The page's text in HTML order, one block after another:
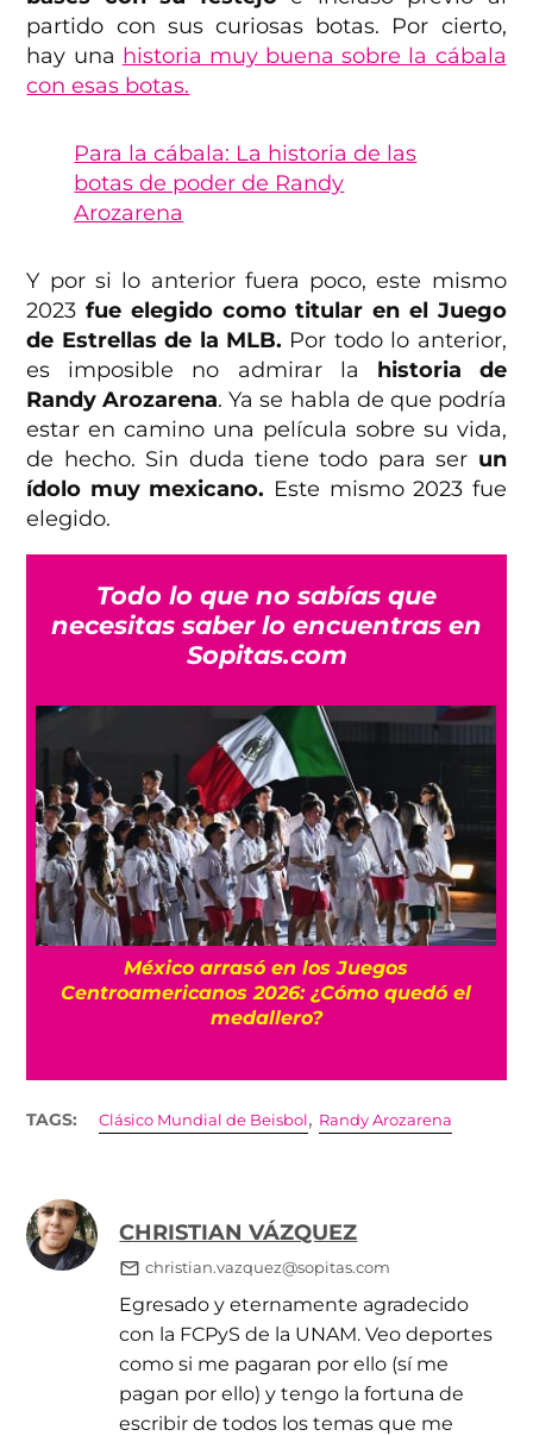
partido con sus curiosas botas. Por cierto,
hay una historia muy buena sobre la cábala
con esas botas.
Para la cábala: La historia de las
botas de poder de Randy
Arozarena
Y por si lo anterior fuera poco, este mismo
2023fue elegido como titular en el Juego
de Estrellas de la MLB. Por todo lo anterior,
es imposible no admirar la historia de
Randy Arozarena. Ya se habla de que podría
estar en camino una película sobre su vida,
de hecho. Sin duda tiene todo para ser un
ídolo muy mexicano. Este mismo 2023 fue
elegido.
Todo lo que no sabías que
necesitas saber lo encuentras en
Sopitas.com
FIFA niega que Infantino hizo millonaria a
una amante cuando estaba en UEFA
TAGS: Clásico Mundial de Beisbol, Randy Arozarena
CHRISTIAN VÁZQUEZ
christian.vazquez@sopitas.com
Egresado y eternamente agradecido
con la FCPyS de la UNAM. Veo deportes
como si me pagaran por ello (sí me
pagan por ello) y tengo la fortuna de
escribir de todos los temas que me